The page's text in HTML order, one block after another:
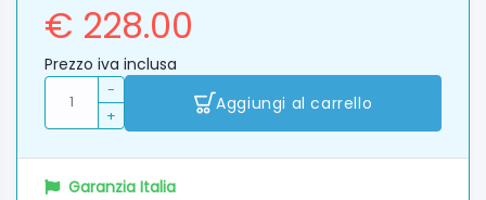
€ 228.00
Prezzo iva inclusa
-
+
Aggiungi al carrello
Garanzia Italia